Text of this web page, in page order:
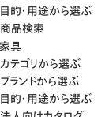
目的・用途から選ぶ
商品検索
家具
カテゴリから選ぶ
ブランドから選ぶ
目的・用途から選ぶ